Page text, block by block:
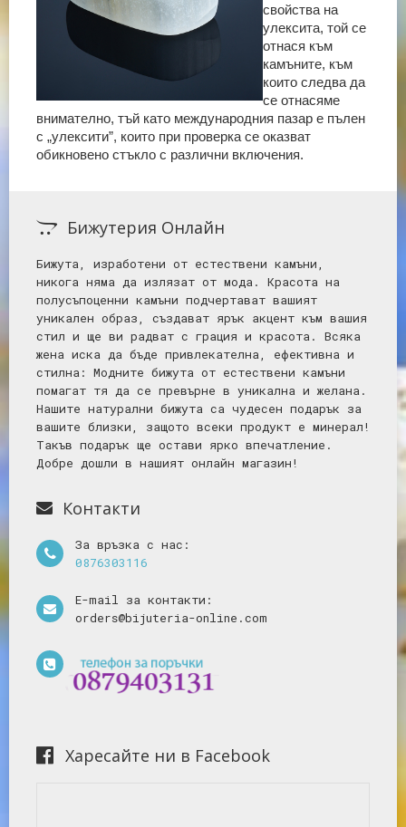
свойства на
улексита, той се
отнася към
камъните, към
които следва да
се отнасяме
внимателно, тъй като международния пазар е пълен
с „улексити”, които при проверка се оказват
обикновено стъкло с различни включения.
Бижутерия Онлайн
Бижута, изработени от естествени камъни,
никога няма да излязат от мода. Красота на
полусъпоценни камъни подчертават вашият
уникален образ, създават ярък акцент към вашия
стил и ще ви радват с грация и красота. Всяка
жена иска да бъде привлекателна, ефективна и
стилна: Mодните бижута от естествени камъни
помагат тя да се превърне в уникална и желана.
Нашите натурални бижута са чудесен подарък за
вашите близки, защото всеки продукт е минерал!
Такъв подарък ще остави ярко впечатление.
Добре дошли в нашият онлайн магазин!
Контакти
За връзка с нас:
0876303116
E-mail за контакти:
orders@bijuteria-online.com
Харесайте ни в Facebook